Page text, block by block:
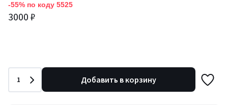
-55% по коду 5525
3000 ₽
Количество
1 Добавить в корзину